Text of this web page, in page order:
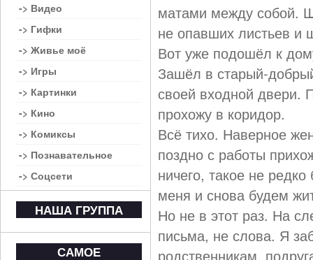
матами между собой.
не опавших листьев и
Вот уже подошёл к
Зашёл в старый-
своей входной двери.
прохожу в коридор.
Всё тихо. Наверное
поздно с работы
ничего, такое не
меня и снова будем
Но не в этот раз. На
письма, не слова. Я
родственникам,
-> Видео
-> Гифки
-> Живье моё
-> Игры
-> Картинки
-> Кино
-> Комиксы
-> Познавательное
-> Соцсети
НАША ГРУППА
САМОЕ